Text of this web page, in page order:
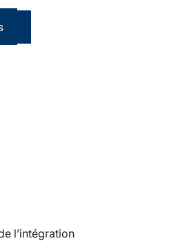
l’intégration